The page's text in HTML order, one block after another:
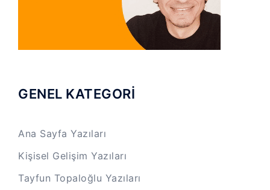
GENEL KATEGORİ
Ana Sayfa Yazıları
Kişisel Gelişim Yazıları
Tayfun Topaloğlu Yazıları